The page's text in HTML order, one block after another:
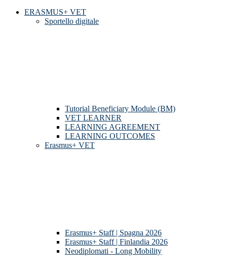
ERASMUS+ VET
Sportello digitale
Tutorial Beneficiary Module (BM)
VET LEARNER
LEARNING AGREEMENT
LEARNING OUTCOMES
Erasmus+ VET
Erasmus+ Staff | Spagna 2026
Erasmus+ Staff | Finlandia 2026
Neodiplomati - Long Mobility